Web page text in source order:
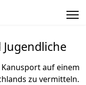
auf einem
zu vermitteln.